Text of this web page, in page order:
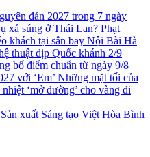
đán 2027 trong 7 ngày
xả súng ở Thái Lan? Phạt
khách tại sân bay Nội Bài Hà
thuật dịp Quốc khánh 2/9
bố điểm chuẩn từ ngày 9/8
với ‘Em’ Những mặt tối của
‘mở đường’ cho vàng đi